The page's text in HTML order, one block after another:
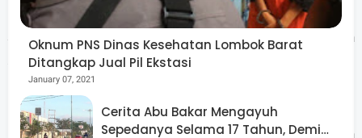
pengetahuan dari bacaan dari apa yang saya lihat, saat
satu bangsa apabila terpolrarisasi dengan sentimen
agama maka itu akan mendatangkan mudarat,”
lanjutnya.
“Nah di Indonesia tidak boleh ada sentimen keagamaan
Oknum PNS Dinas Kesehatan Lombok Barat
Ditangkap Jual Pil Ekstasi
January 07, 2021
Cerita Abu Bakar Mengayuh
Sepedanya Selama 17 Tahun, Demi